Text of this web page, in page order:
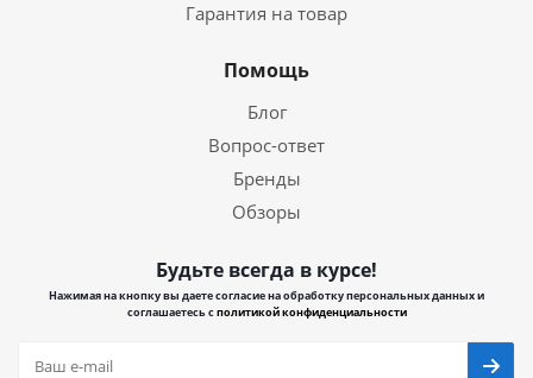
Гарантия на товар
Помощь
Блог
Вопрос-ответ
Бренды
Обзоры
Будьте всегда в курсе!
Нажимая на кнопку вы даете согласие на обработку персональных данных и
соглашаетесь сполитикой конфиденциальности